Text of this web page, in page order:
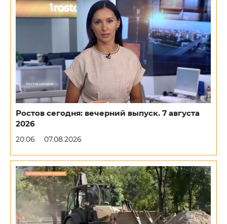
Ростов сегодня: вечерний выпуск. 7 августа
2026
20:06 07.08.2026